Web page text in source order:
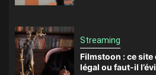
Streaming
Filmstoon : ce
légal ou faut-il